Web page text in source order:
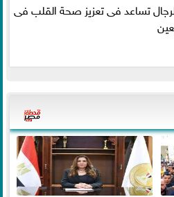
تساعد فى تعزيز صحة القلب فى